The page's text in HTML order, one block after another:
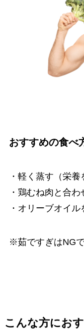
おすすめの食べ
・軽く蒸す（栄養
・鶏むね肉と合わ
・オリーブオイ
※茹ですぎはNGで
こんな方にお